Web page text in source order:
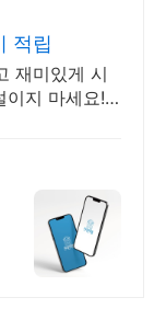
적립
재미있게 시
이지 마세요!